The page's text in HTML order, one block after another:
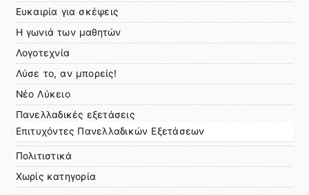
Ευκαιρία για σκέψεις
Η γωνιά των μαθητών
Λογοτεχνία
Λύσε το, αν μπορείς!
Νέο Λύκειο
Πανελλαδικές εξετάσεις
Επιτυχόντες Πανελλαδικών Εξετάσεων
Πολιτιστικά
Χωρίς κατηγορία